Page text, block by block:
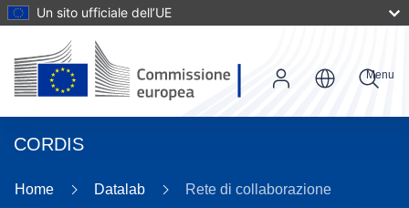
Un sito ufficiale dell’UE
CORDIS
Menu
Home Datalab Rete di collaborazione